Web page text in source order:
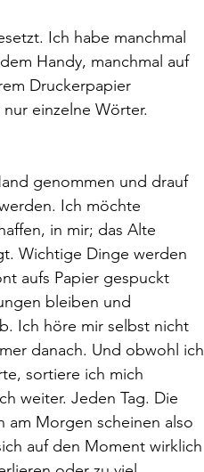
Ich habe manchmal
Handy, manchmal auf
Druckerpapier
einzelne Wörter.
genommen und drauf
Ich möchte
in mir; das Alte
Wichtige Dinge werden
aufs Papier gespuckt
bleiben und
Ich höre mir selbst nicht
danach. Und obwohl ich
sortiere ich mich
weiter. Jeden Tag. Die
am Morgen scheinen also
auf den Moment wirklich